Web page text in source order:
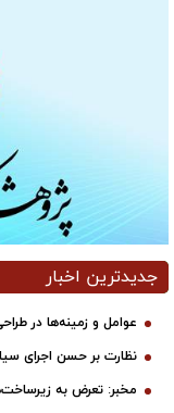
جدیدترین اخبار
عوامل و زمینه‌ها در
نظارت بر حسن اجرای
مخبر: تعرض به